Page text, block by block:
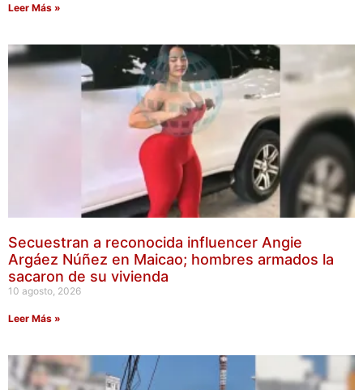
Leer Más »
Secuestran a reconocida influencer Angie
Argáez Núñez en Maicao; hombres armados la
sacaron de su vivienda
10 agosto, 2026
Leer Más »